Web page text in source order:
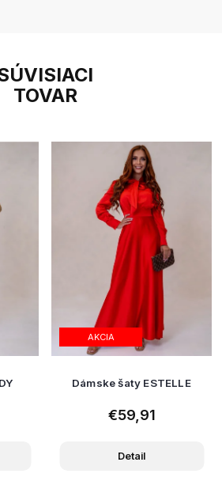
TOVAR
AKCIA
Dámske šaty ESTELLE
€59,91
Detail